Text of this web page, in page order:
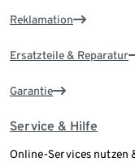
Reklamation
Ersatzteile & Reparatur
Garantie
Service & Hilfe
Online-Services nutzen